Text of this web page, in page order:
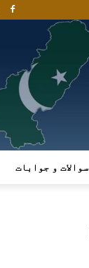
سوالات و جوابات